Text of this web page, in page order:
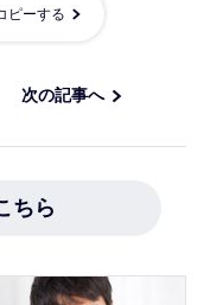
ピーする
次の記事へ
ちら